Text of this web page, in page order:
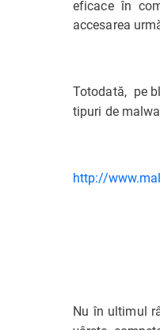
eficace în
accesarea
Totodată, pe
tipuri de
http://
Nu în ultimul